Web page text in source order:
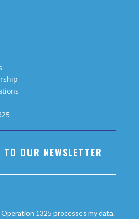
OUR NEWSLETTER
1325 processes my data.